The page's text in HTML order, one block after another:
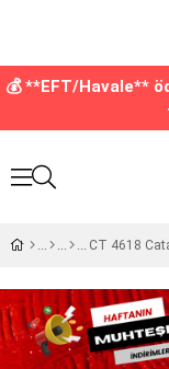
💰 **EFT/Havale**